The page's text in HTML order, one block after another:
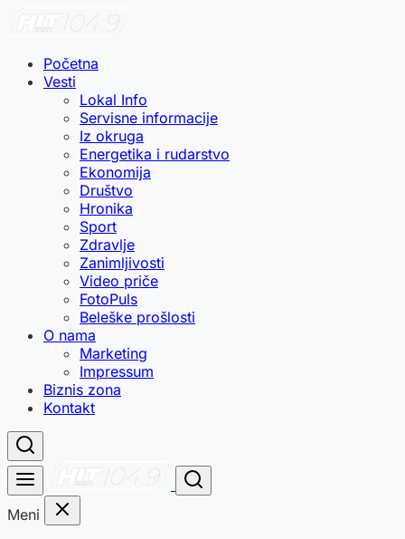
Početna
Vesti
Lokal Info
Servisne informacije
Iz okruga
Energetika i rudarstvo
Ekonomija
Društvo
Hronika
Sport
Zdravlje
Zanimljivosti
Video priče
FotoPuls
Beleške prošlosti
O nama
Marketing
Impressum
Biznis zona
Kontakt
Meni